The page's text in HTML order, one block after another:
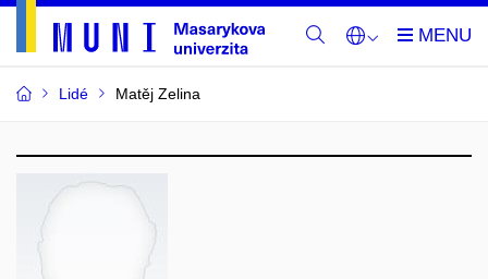
Lidé Matěj Zelina